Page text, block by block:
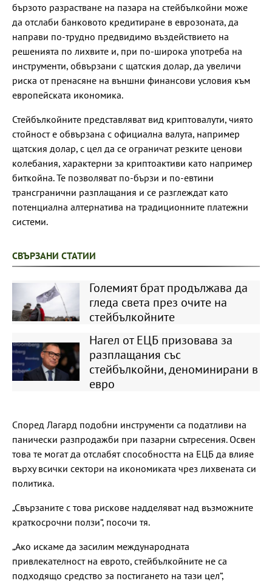
бързото разрастване на пазара на стейбълкойни може
да отслаби банковото кредитиране в еврозоната, да
направи по-трудно предвидимо въздействието на
решенията по лихвите и, при по-широка употреба на
инструменти, обвързани с щатския долар, да увеличи
риска от пренасяне на външни финансови условия към
европейската икономика.
Стейбълкойните представляват вид криптовалути, чиято
стойност е обвързана с официална валута, например
щатския долар, с цел да се ограничат резките ценови
колебания, характерни за криптоактиви като например
биткойна. Те позволяват по-бързи и по-евтини
трансгранични разплащания и се разглеждат като
потенциална алтернатива на традиционните платежни
системи.
СВЪРЗАНИ СТАТИИ
Големият брат продължава да
гледа света през очите на
стейбълкойните
Нагел от ЕЦБ призовава за
разплащания със
стейбълкойни, деноминирани в
евро
Според Лагард подобни инструменти са податливи на
панически разпродажби при пазарни сътресения. Освен
това те могат да отслабят способността на ЕЦБ да влияе
върху всички сектори на икономиката чрез лихвената си
политика.
„Свързаните с това рискове надделяват над възможните
краткосрочни ползи“, посочи тя.
„Ако искаме да засилим международната
привлекателност на еврото, стейбълкойните не са
подходящо средство за постигането на тази цел“,